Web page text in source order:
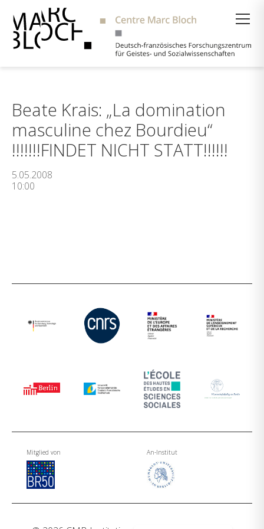
Beate Krais: „La domination
masculine chez Bourdieu“
!!!!!!!FINDET NICHT STATT!!!!!!
5.05.2008
10:00
Mitglied von An-Institut